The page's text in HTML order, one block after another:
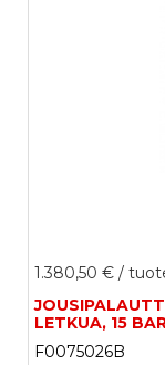
1.380,50 € /
LETKUA, 15
F0075026B